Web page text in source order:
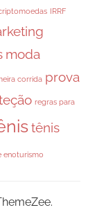
IRRF
moda
corrida prova
regras para
tênis
enoturismo